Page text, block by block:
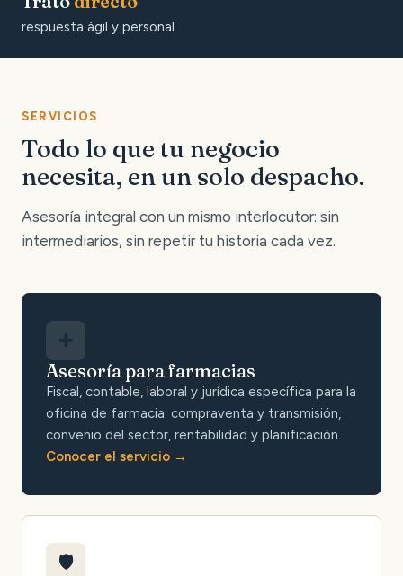
respuesta ágil y personal
SERVICIOS
Todo lo que tu negocio
necesita, en un solo despacho.
Asesoría integral con un mismo interlocutor: sin
intermediarios, sin repetir tu historia cada vez.
Asesoría para farmacias
Fiscal, contable, laboral y jurídica específica para la
oficina de farmacia: compraventa y transmisión,
convenio del sector, rentabilidad y planificación.
Conocer el servicio
🛡️